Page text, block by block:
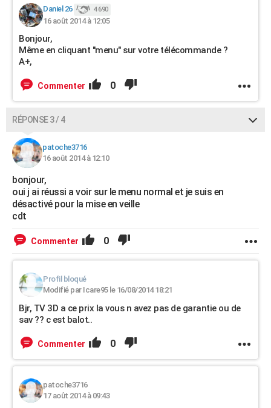
Daniel 26 4 690
16 août 2014 à 12:05
Bonjour,
Même en cliquant "menu" sur votre télécommande ?
A+,
Commenter 0
RÉPONSE 3 / 4
patoche3716
16 août 2014 à 12:10
bonjour,
oui j ai réussi a voir sur le menu normal et je suis en
désactivé pour la mise en veille
cdt
Commenter 0
Profil bloqué
Modifié par Icare95 le 16/08/2014 18:21
Bjr, TV 3D a ce prix la vous n avez pas de garantie ou de
sav ?? c est balot..
Commenter 0
patoche3716
17 août 2014 à 09:43